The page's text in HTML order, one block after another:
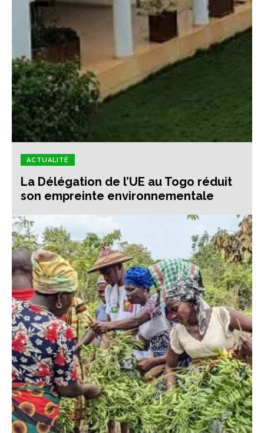
ACTUALITÉ
La Délégation de l’UE au Togo réduit
son empreinte environnementale